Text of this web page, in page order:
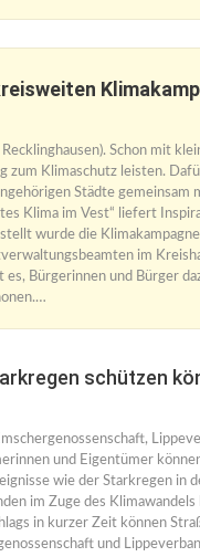
Schon mit
zum Klimaschutz leisten.
Städte gemeinsam
Klima im Vest“ liefert
wurde die
im
es, Bürgerinnen und Bürger
schützen
und Eigentümer
wie der Starkregen in
im Zuge des
in kurzer Zeit können
und